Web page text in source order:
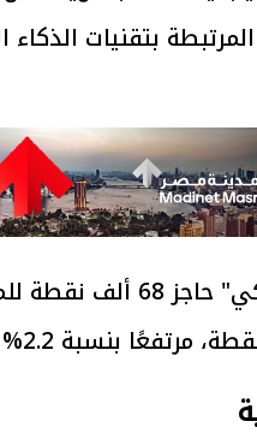
بتقنيات
وتجاوز مؤشر